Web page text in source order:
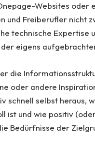
Websites oder
und Freiberufler nicht
technische Expertise
eigens
die
oder andere
schnell selbst heraus,
ist und wie positiv
Bedürfnisse der